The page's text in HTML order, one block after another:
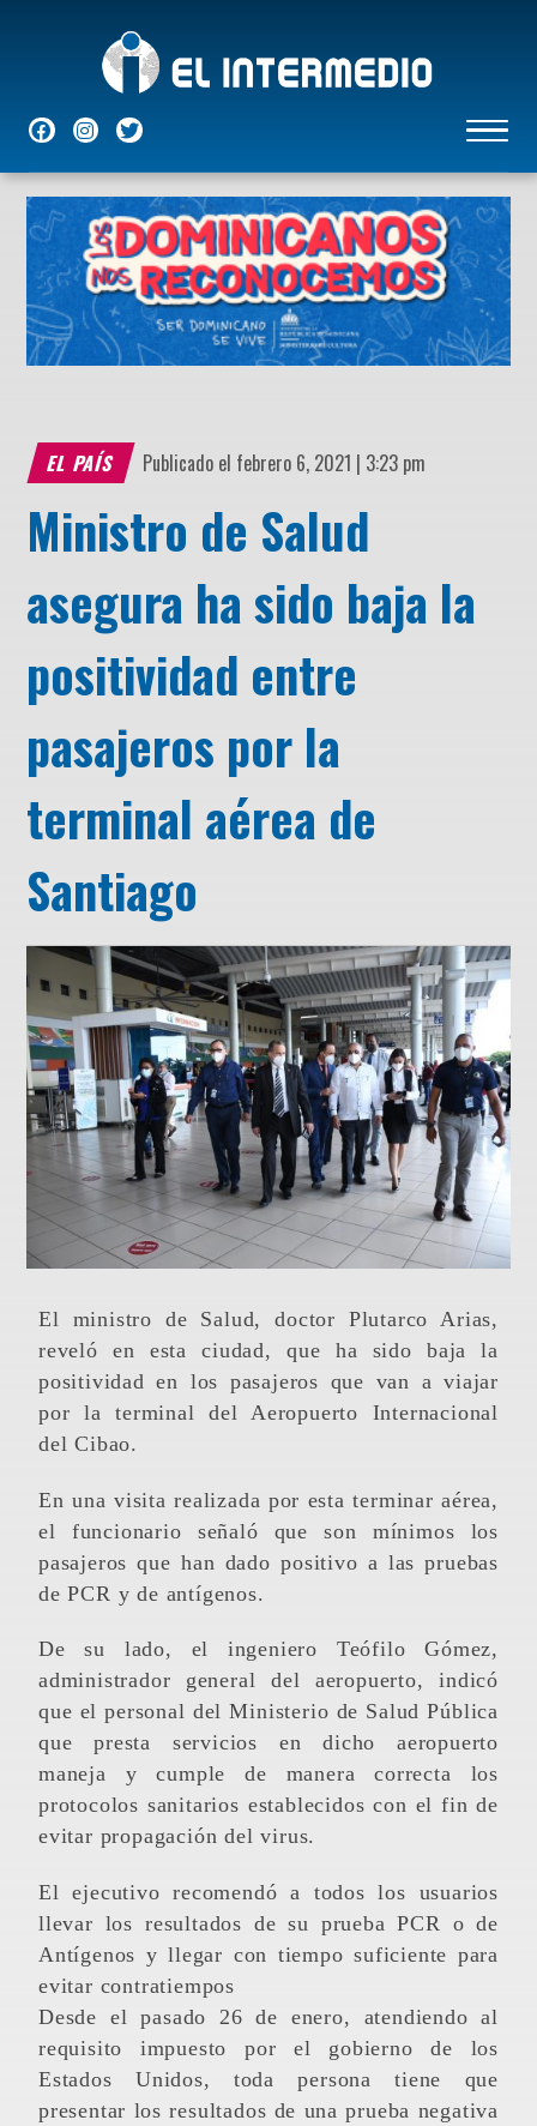
NACIONALES INTERNACIONALESECONÓMICASDEPORTES ENTRETENIMIENTO
EL PAÍS Publicado el febrero 6, 2021 | 3:23 pm
Ministro de Salud
asegura ha sido baja la
positividad entre
pasajeros por la
terminal aérea de
Santiago
El ministro de Salud, doctor Plutarco Arias,
reveló en esta ciudad, que ha sido baja la
positividad en los pasajeros que van a viajar
por la terminal del Aeropuerto Internacional
del Cibao.
En una visita realizada por esta terminar aérea,
el funcionario señaló que son mínimos los
pasajeros que han dado positivo a las pruebas
de PCR y de antígenos.
De su lado, el ingeniero Teófilo Gómez,
administrador general del aeropuerto, indicó
que el personal del Ministerio de Salud Pública
que presta servicios en dicho aeropuerto
maneja y cumple de manera correcta los
protocolos sanitarios establecidos con el fin de
evitar propagación del virus.
El ejecutivo recomendó a todos los usuarios
llevar los resultados de su prueba PCR o de
Antígenos y llegar con tiempo suficiente para
evitar contratiempos
Desde el pasado 26 de enero, atendiendo al
requisito impuesto por el gobierno de los
Estados Unidos, toda persona tiene que
presentar los resultados de una prueba negativa